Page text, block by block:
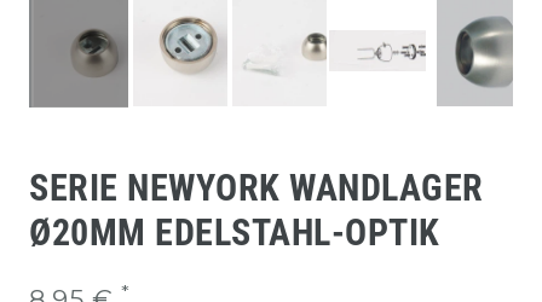
SERIE NEWYORK WANDLAGER
Ø20MM EDELSTAHL-OPTIK
*